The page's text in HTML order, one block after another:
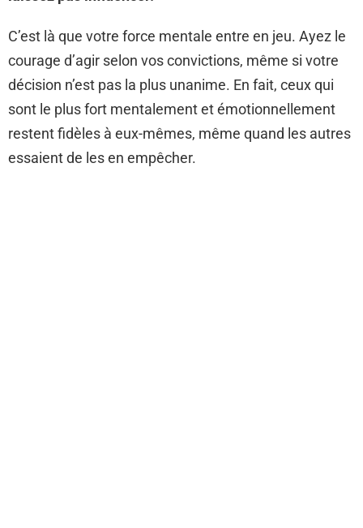
C’est là que votre force mentale entre en jeu. Ayez le
courage d’agir selon vos convictions, même si votre
décision n’est pas la plus unanime. En fait, ceux qui
sont le plus fort mentalement et émotionnellement
restent fidèles à eux-mêmes, même quand les autres
essaient de les en empêcher.